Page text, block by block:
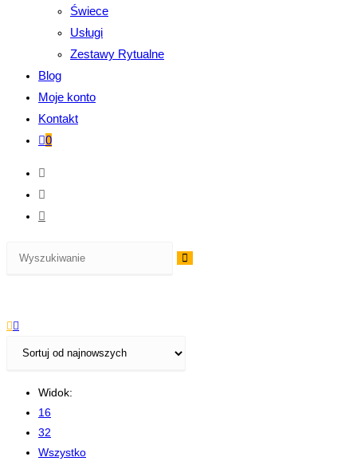
Świece
Usługi
Zestawy Rytualne
Blog
Moje konto
Kontakt
0
Widok:
16
32
Wszystko